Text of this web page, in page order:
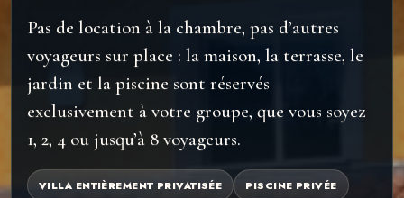
Pas de location à la chambre, pas d’autres
voyageurs sur place : la maison, la terrasse, le
jardin et la piscine sont réservés
exclusivement à votre groupe, que vous soyez
1, 2, 4 ou jusqu’à 8 voyageurs.
VILLA ENTIÈREMENT PRIVATISÉE PISCINE PRIVÉE